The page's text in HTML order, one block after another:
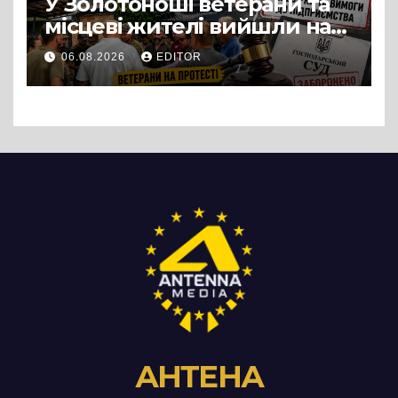
місцеві жителі вийшли на
протест до стін
підприємства ТОВ «Омега
Три», що займається
06.08.2026 EDITOR
АНТЕНА